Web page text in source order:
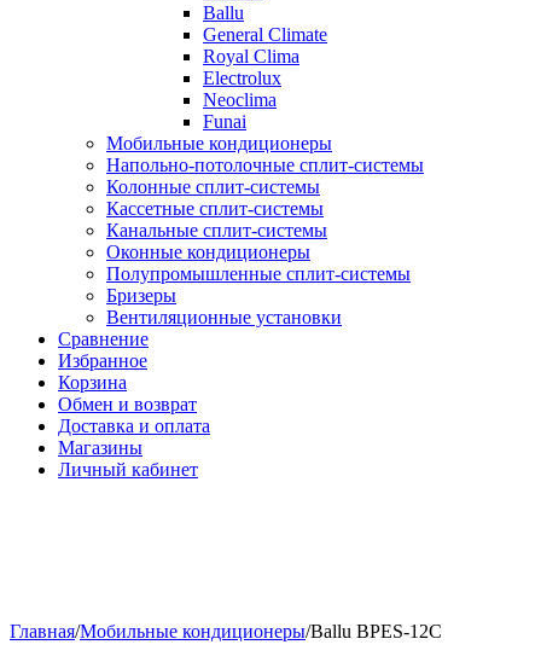
Ballu
General Climate
Royal Clima
Electrolux
Neoclima
Funai
Мобильные кондиционеры
Напольно-потолоч​ные ​сплит-системы
Колонные ​​сплит-системы
Кассетные сплит-системы
Канальные сплит-системы
Оконные кондиционеры
Полупромышленные сплит-системы
Бризеры
Вентиляционные установки
Сравнение
Избранное
Корзина
Обмен и возврат
Доставка и оплата
Магазины
Личный кабинет
Главная/Мобильные кондиционеры/Ballu BPES-12C